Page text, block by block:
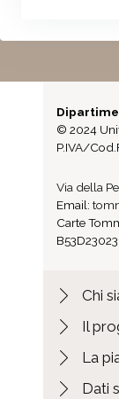
© 2024
P.IVA/
Via della
Email:
Carte
Chi
Il
La
Dati